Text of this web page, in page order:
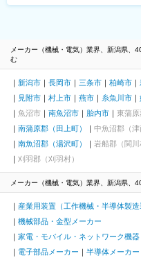
メーカー（機械・電気）業界、新潟県、
む
新潟市 長岡市 三条市 柏崎市
見附市
村上市 燕市 糸魚川市
魚沼市
南魚沼市 胎内市 東蒲原
南蒲原郡（田上町）
中魚沼郡（津
南魚沼郡（湯沢町）
岩船郡（関川
刈羽郡（刈羽村）
メーカー（機械・電気）業界、新潟県、
産業用装置（工作機械・半導体製
機械部品・金型メーカー
家電・モバイル・ネットワーク機
電子部品メーカー
半導体メーカー